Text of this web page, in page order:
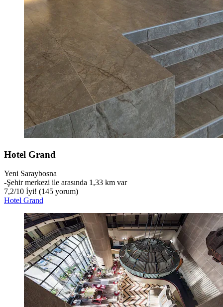
Hotel Grand
Yeni Saraybosna
‐Şehir merkezi ile arasında 1,33 km var
7,2/10 İyi! (145 yorum)
Hotel Grand